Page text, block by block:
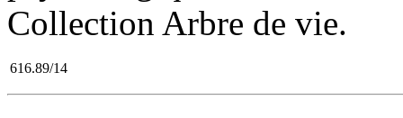
Collection Arbre de vie.
616.89/14